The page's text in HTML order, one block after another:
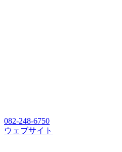
082-248-6750
ウェブサイト